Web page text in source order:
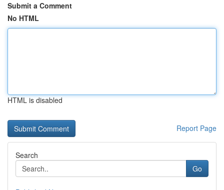
Submit a Comment
No HTML
HTML is disabled
Report Page
Search
Go